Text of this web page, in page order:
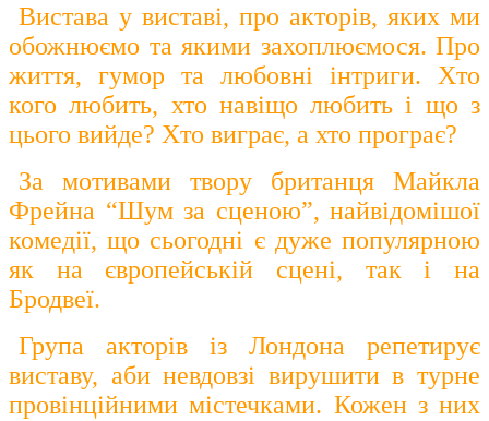
Вистава у виставі, про акторів, яких ми
обожнюємо та якими захоплюємося. Про
життя, гумор та любовні інтриги. Хто
кого любить, хто навіщо любить і що з
цього вийде? Хто виграє, а хто програє?
За мотивами твору британця Майкла
Фрейна “Шум за сценою”, найвідомішої
комедії, що сьогодні є дуже популярною
як на європейській сцені, так і на
Бродвеї.
Група акторів із Лондона репетирує
виставу, аби невдовзі вирушити в турне
провінційними містечками. Кожен з них